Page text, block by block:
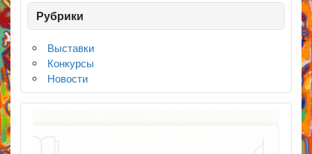
Рубрики
Выставки
Конкурсы
Новости